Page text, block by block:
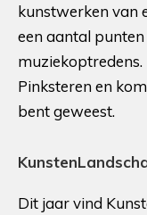
kunstwerken van
een aantal
muziekoptredens.
Pinksteren en
bent geweest.
Dit jaar vind